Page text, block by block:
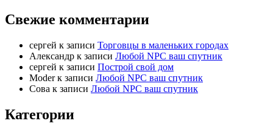
Свежие комментарии
cергей к записи Торговцы в маленьких городах
Александр к записи Любой NPC ваш спутник
cергей к записи Построй свой дом
Moderк записи Любой NPC ваш спутник
Сова к записи Любой NPC ваш спутник
Категории